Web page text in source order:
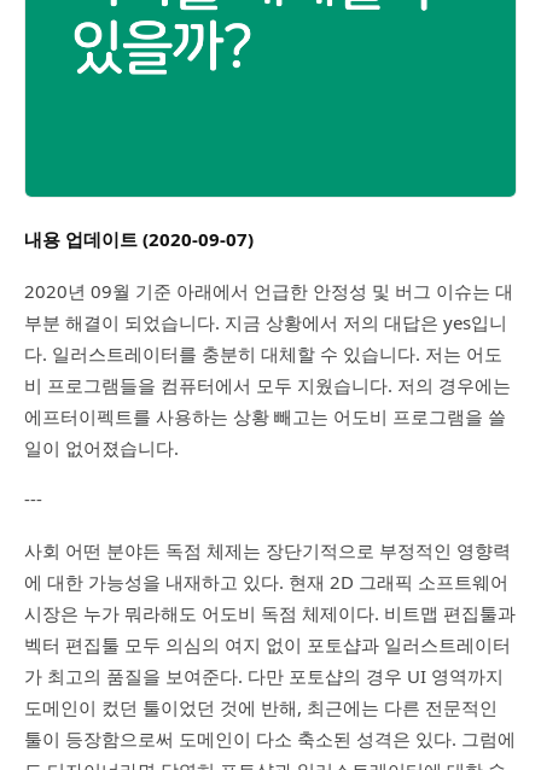
내용 업데이트 (2020-09-07)
2020년 09월 기준 아래에서 언급한 안정성 및 버그 이슈는 대
부분 해결이 되었습니다. 지금 상황에서 저의 대답은 yes입니
다. 일러스트레이터를 충분히 대체할 수 있습니다. 저는 어도
비 프로그램들을 컴퓨터에서 모두 지웠습니다. 저의 경우에는
에프터이펙트를 사용하는 상황 빼고는 어도비 프로그램을 쓸
일이 없어졌습니다.
---
사회 어떤 분야든 독점 체제는 장단기적으로 부정적인 영향력
에 대한 가능성을 내재하고 있다. 현재 2D 그래픽 소프트웨어
시장은 누가 뭐라해도 어도비 독점 체제이다. 비트맵 편집툴과
벡터 편집툴 모두 의심의 여지 없이 포토샵과 일러스트레이터
가 최고의 품질을 보여준다. 다만 포토샵의 경우 UI 영역까지
도메인이 컸던 툴이었던 것에 반해, 최근에는 다른 전문적인
툴이 등장함으로써 도메인이 다소 축소된 성격은 있다. 그럼에